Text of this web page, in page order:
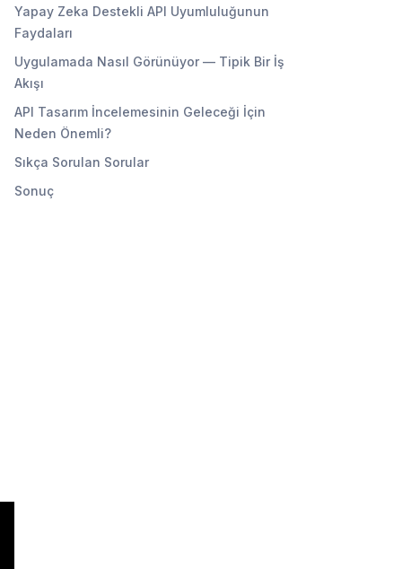
Yapay Zeka Destekli API Uyumluluğunun
Faydaları
Uygulamada Nasıl Görünüyor — Tipik Bir İş
Akışı
API Tasarım İncelemesinin Geleceği İçin
Neden Önemli?
Sıkça Sorulan Sorular
Sonuç